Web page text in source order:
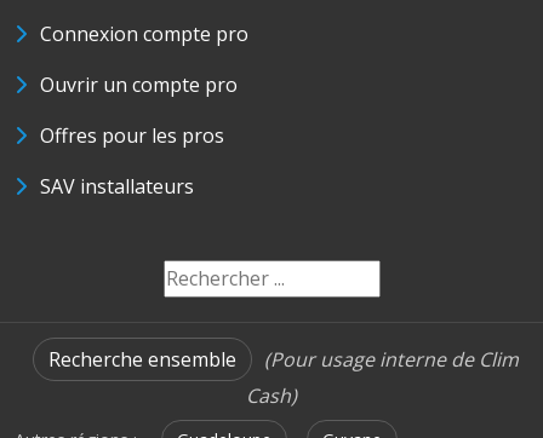
Connexion compte pro
Ouvrir un compte pro
Offres pour les pros
SAV installateurs
Recherche ensemble
(Pour usage interne de Clim
Cash)